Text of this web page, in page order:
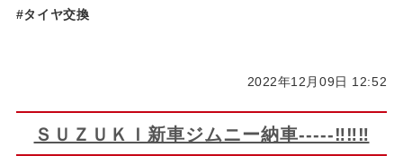
#タイヤ交換
2022年12月09日 12:52
ＳＵＺＵＫＩ新車ジムニー納車-----‼‼‼